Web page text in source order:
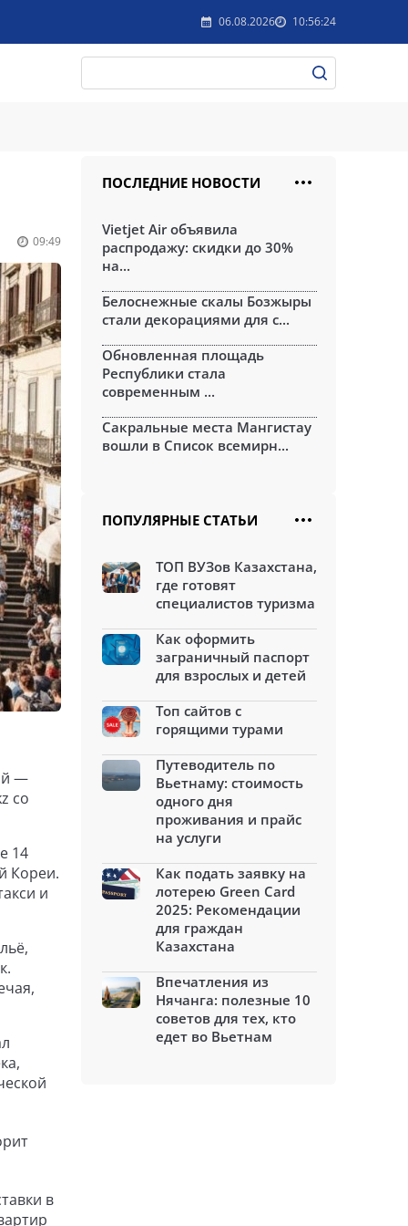
06.08.2026 10:56:24
09:49
—
со
14
Кореи.
и
в
ПОСЛЕДНИЕ НОВОСТИ
Vietjet Air объявила
распродажу: скидки до 30%
на...
Белоснежные скалы Бозжыры
стали декорациями для с...
Обновленная площадь
Республики стала
современным ...
Сакральные места Мангистау
вошли в Список всемирн...
ПОПУЛЯРНЫЕ СТАТЬИ
ТОП ВУЗов Казахстана,
где готовят
специалистов туризма
Как оформить
заграничный паспорт
для взрослых и детей
Топ сайтов с
горящими турами
Путеводитель по
Вьетнаму: стоимость
одного дня
проживания и прайс
на услуги
Как подать заявку на
лотерею Green Card
2025: Рекомендации
для граждан
Казахстана
Впечатления из
Нячанга: полезные 10
советов для тех, кто
едет во Вьетнам